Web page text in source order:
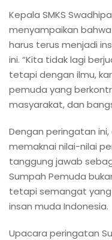
Kepala SMKS
menyampaikan
harus terus menjadi
ini. “Kita tidak lagi
tetapi dengan ilmu,
pemuda yang
masyarakat, dan
Dengan peringatan
memaknai nilai-nilai
tanggung jawab
Sumpah Pemuda
tetapi semangat
insan muda Indonesia.
Upacara peringatan